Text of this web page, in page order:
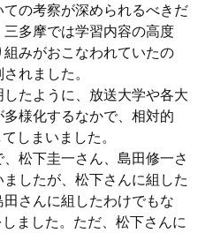
の考察が深められるべきだ
多摩では学習内容の高度
みがおこなわれていたの
れました。
たように、放送大学や各大
様化するなかで、相対的
しまいました。
松下圭一さん、島田修一さ
したが、松下さんに組した
さんに組したわけでもな
ました。ただ、松下さんに